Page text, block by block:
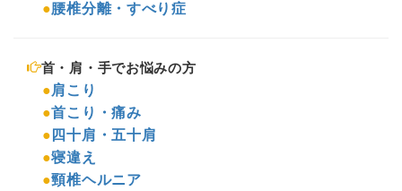
●腰椎分離・すべり症
首・肩・手でお悩みの方
●肩こり
●首こり・痛み
● 四十肩・五十肩
●寝違え
●頸椎ヘルニア